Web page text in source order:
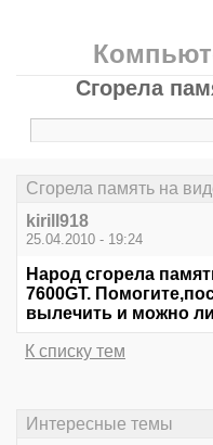
Сгорела
Сгорела память на
kirill918
25.04.2010 - 19:24
Народ сгорела
7600GT.
вылечить и можно
К списку тем
Интересные темы